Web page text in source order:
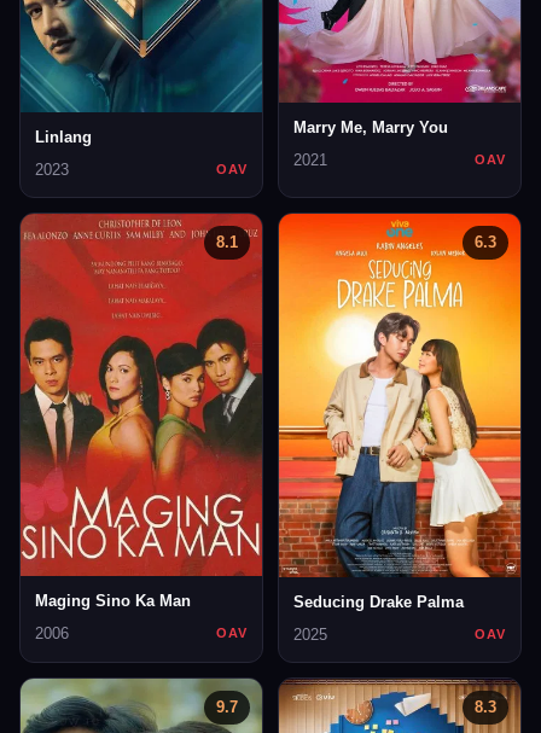
Linlang
2023
OAV
Marry Me, Marry You
2021
OAV
8.1
Maging Sino Ka Man
2006
OAV
6.3
Seducing Drake Palma
2025
OAV
9.7 8.3